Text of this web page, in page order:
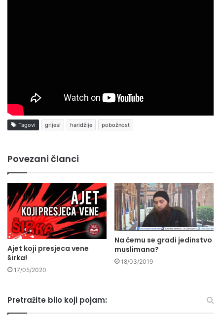
Tagovi grijesi haridžije pobožnost
Povezani članci
Ajet koji presjeca vene
širka!
17/05/2020
Na čemu se gradi jedinstvo
muslimana?
18/03/2019
Pretražite bilo koji pojam: